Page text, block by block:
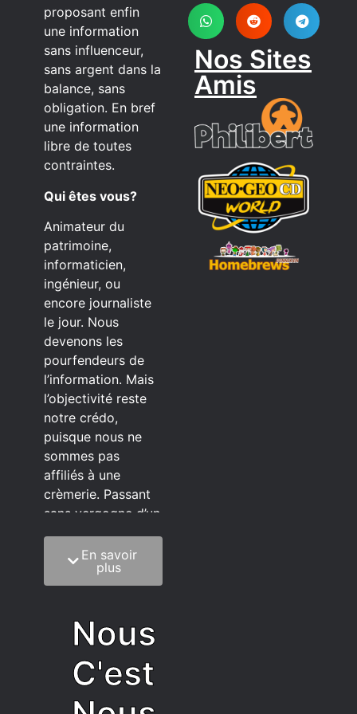
proposant enfin
une information
sans influenceur,
sans argent dans la
balance, sans
obligation. En bref
une information
libre de toutes
contraintes.
Qui êtes vous?
Animateur du
patrimoine,
informaticien,
ingénieur, ou
encore journaliste
le jour. Nous
devenons les
pourfendeurs de
l’information. Mais
l’objectivité reste
notre crédo,
puisque nous ne
sommes pas
affiliés à une
crèmerie. Passant
sans vergogne d’un
C’est quoi notre
méthode?
sagesse de la
vieillesse à une
grosse dose
d’autodérision. On
est du pur produit
En savoir
plus
Nous
C'est
Nos Sites
Amis